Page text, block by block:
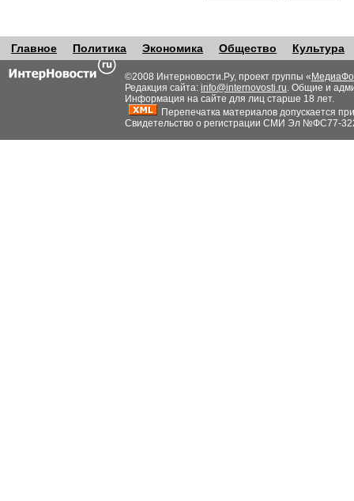
Главное Политика Экономика Общество Культура
©2008 Интерновости.Ру, проект группы «
Редакция сайта: info@internovosti.ru. Общие и
Информация на сайте для лиц старше 18 лет.
Перепечатка материалов допускается
Свидетельство о регистрации СМИ Эл №ФС77-